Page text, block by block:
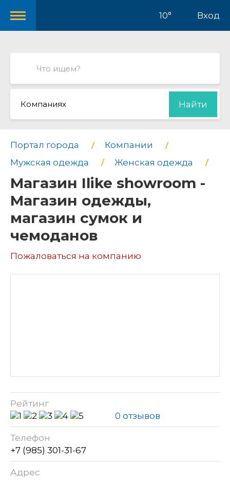
10° Вход
Компаниях Найти
Портал города
Компании
Мужская одежда
Женская одежда
Магазин Ilike showroom -
Магазин одежды,
магазин сумок и
чемоданов
Пожаловаться на компанию
Рейтинг
0 отзывов
Телефон
+7 (985) 301-31-67
Адрес